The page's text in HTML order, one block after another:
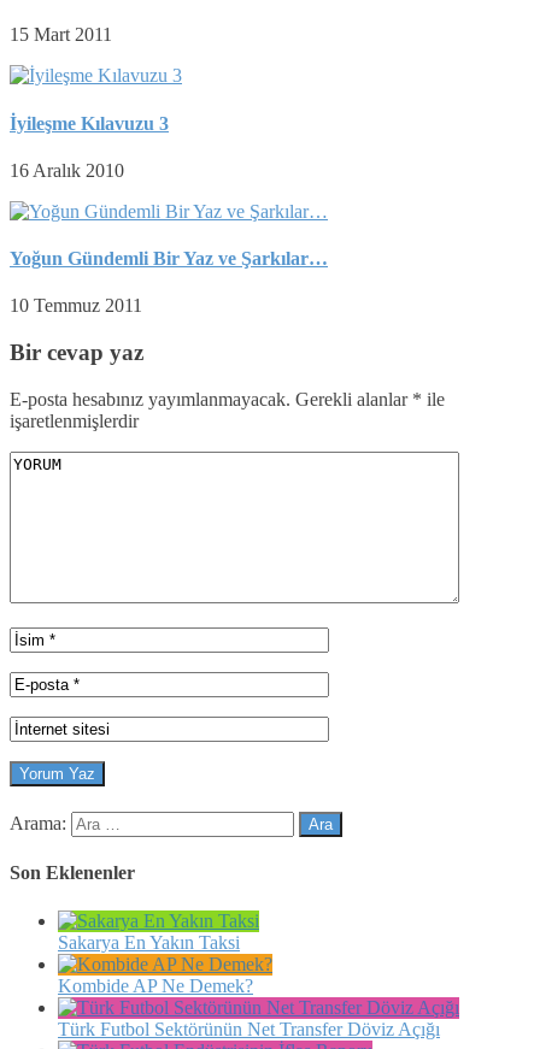
15 Mart 2011
İyileşme Kılavuzu 3
16 Aralık 2010
Yoğun Gündemli Bir Yaz ve Şarkılar…
10 Temmuz 2011
Bir cevap yaz
E-posta hesabınız yayımlanmayacak. Gerekli alanlar * ile
işaretlenmişlerdir
Arama:
Son Eklenenler
Sakarya En Yakın Taksi
Kombide AP Ne Demek?
Türk Futbol Sektörünün Net Transfer Döviz Açığı